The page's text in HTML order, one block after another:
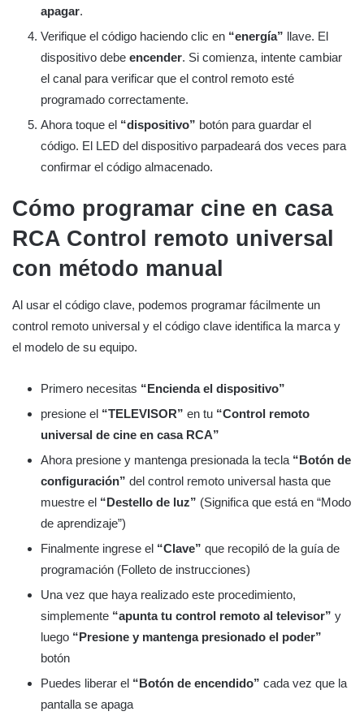
apagar.
Verifique el código haciendo clic en “energía” llave. El
dispositivo debe encender. Si comienza, intente cambiar
el canal para verificar que el control remoto esté
programado correctamente.
Ahora toque el “dispositivo” botón para guardar el
código. El LED del dispositivo parpadeará dos veces para
confirmar el código almacenado.
Cómo programar cine en casa
RCA Control remoto universal
con método manual
Al usar el código clave, podemos programar fácilmente un
control remoto universal y el código clave identifica la marca y
el modelo de su equipo.
Primero necesitas “Encienda el dispositivo”
presione el “TELEVISOR” en tu “Control remoto
universal de cine en casa RCA”
Ahora presione y mantenga presionada la tecla “Botón de
configuración” del control remoto universal hasta que
muestre el “Destello de luz” (Significa que está en “Modo
de aprendizaje”)
Finalmente ingrese el “Clave” que recopiló de la guía de
programación (Folleto de instrucciones)
Una vez que haya realizado este procedimiento,
simplemente “apunta tu control remoto al televisor” y
luego “Presione y mantenga presionado el poder”
botón
Puedes liberar el “Botón de encendido” cada vez que la
pantalla se apaga